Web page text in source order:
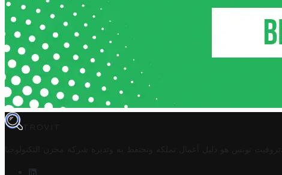
TROVIT
تروفيت تونس هو دليل أعمال تملكه وتحتفظ به وتديره شركة مخزن التكنولوجيا